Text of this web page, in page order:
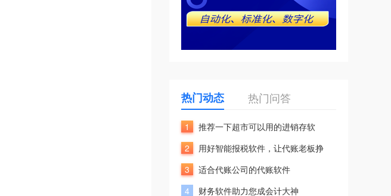
热门动态 热门问答
1
推荐一下超市可以用的进销存软
2
用好智能报税软件，让代账老板挣
3
适合代账公司的代账软件
4
财务软件助力您成会计大神